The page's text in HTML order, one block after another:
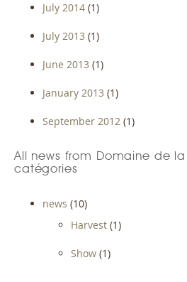
July 2014 (1)
July 2013 (1)
June 2013 (1)
January 2013 (1)
September 2012 (1)
All news from Domaine de
catégories
news (10)
Harvest (1)
Show (1)